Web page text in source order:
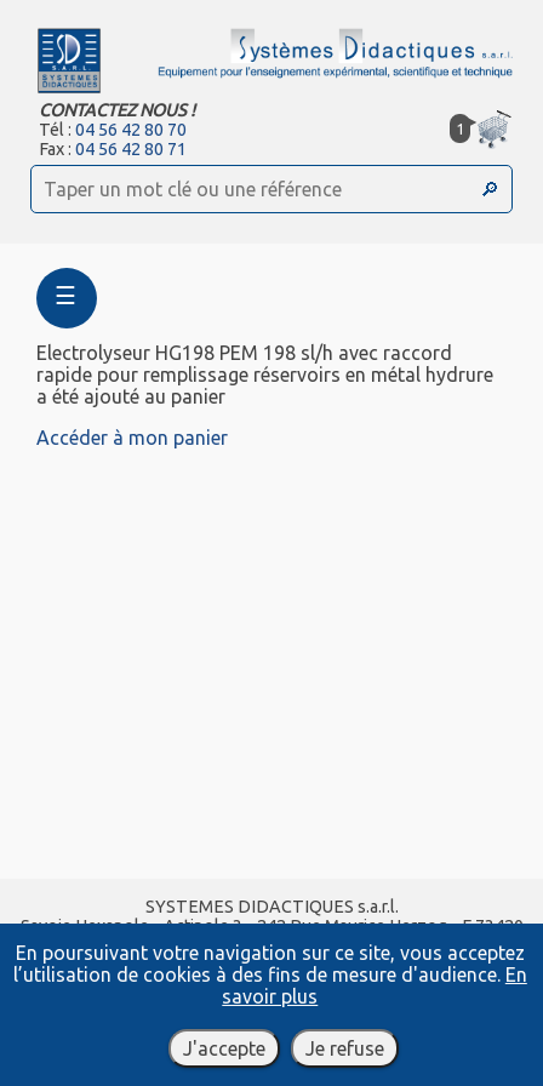
En poursuivant votre navigation sur ce site, vous acceptez
l’utilisation de cookies à des fins de mesure d'audience. En
savoir plus
J'accepte Je refuse
CONTACTEZ NOUS !
Tél :04 56 42 80 70
Fax :04 56 42 80 71
1
☰
Electrolyseur HG198 PEM 198 sl/h avec raccord
rapide pour remplissage réservoirs en métal hydrure
a été ajouté au panier
Accéder à mon panier
SYSTEMES DIDACTIQUES s.a.r.l.
Savoie Hexapole - Actipole 3 - 242 Rue Maurice Herzog - F 73420
VIVIERS DU LAC
Tel : 04 56 42 80 70| Fax :04 56 42 80 71
xavier.granjon@systemes-didactiques.fr
www.systemes-didactiques.fr